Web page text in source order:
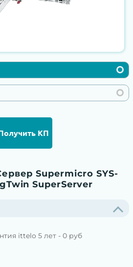
КП
Supermicro SYS-
SuperServer
ittelo 5 лет - 0 руб